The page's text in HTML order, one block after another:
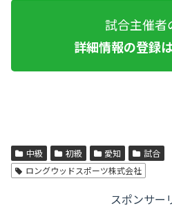
試合主催者
詳細情報の登録
中級 初級 愛知
試合
ロングウッドスポーツ株式会社
スポンサー